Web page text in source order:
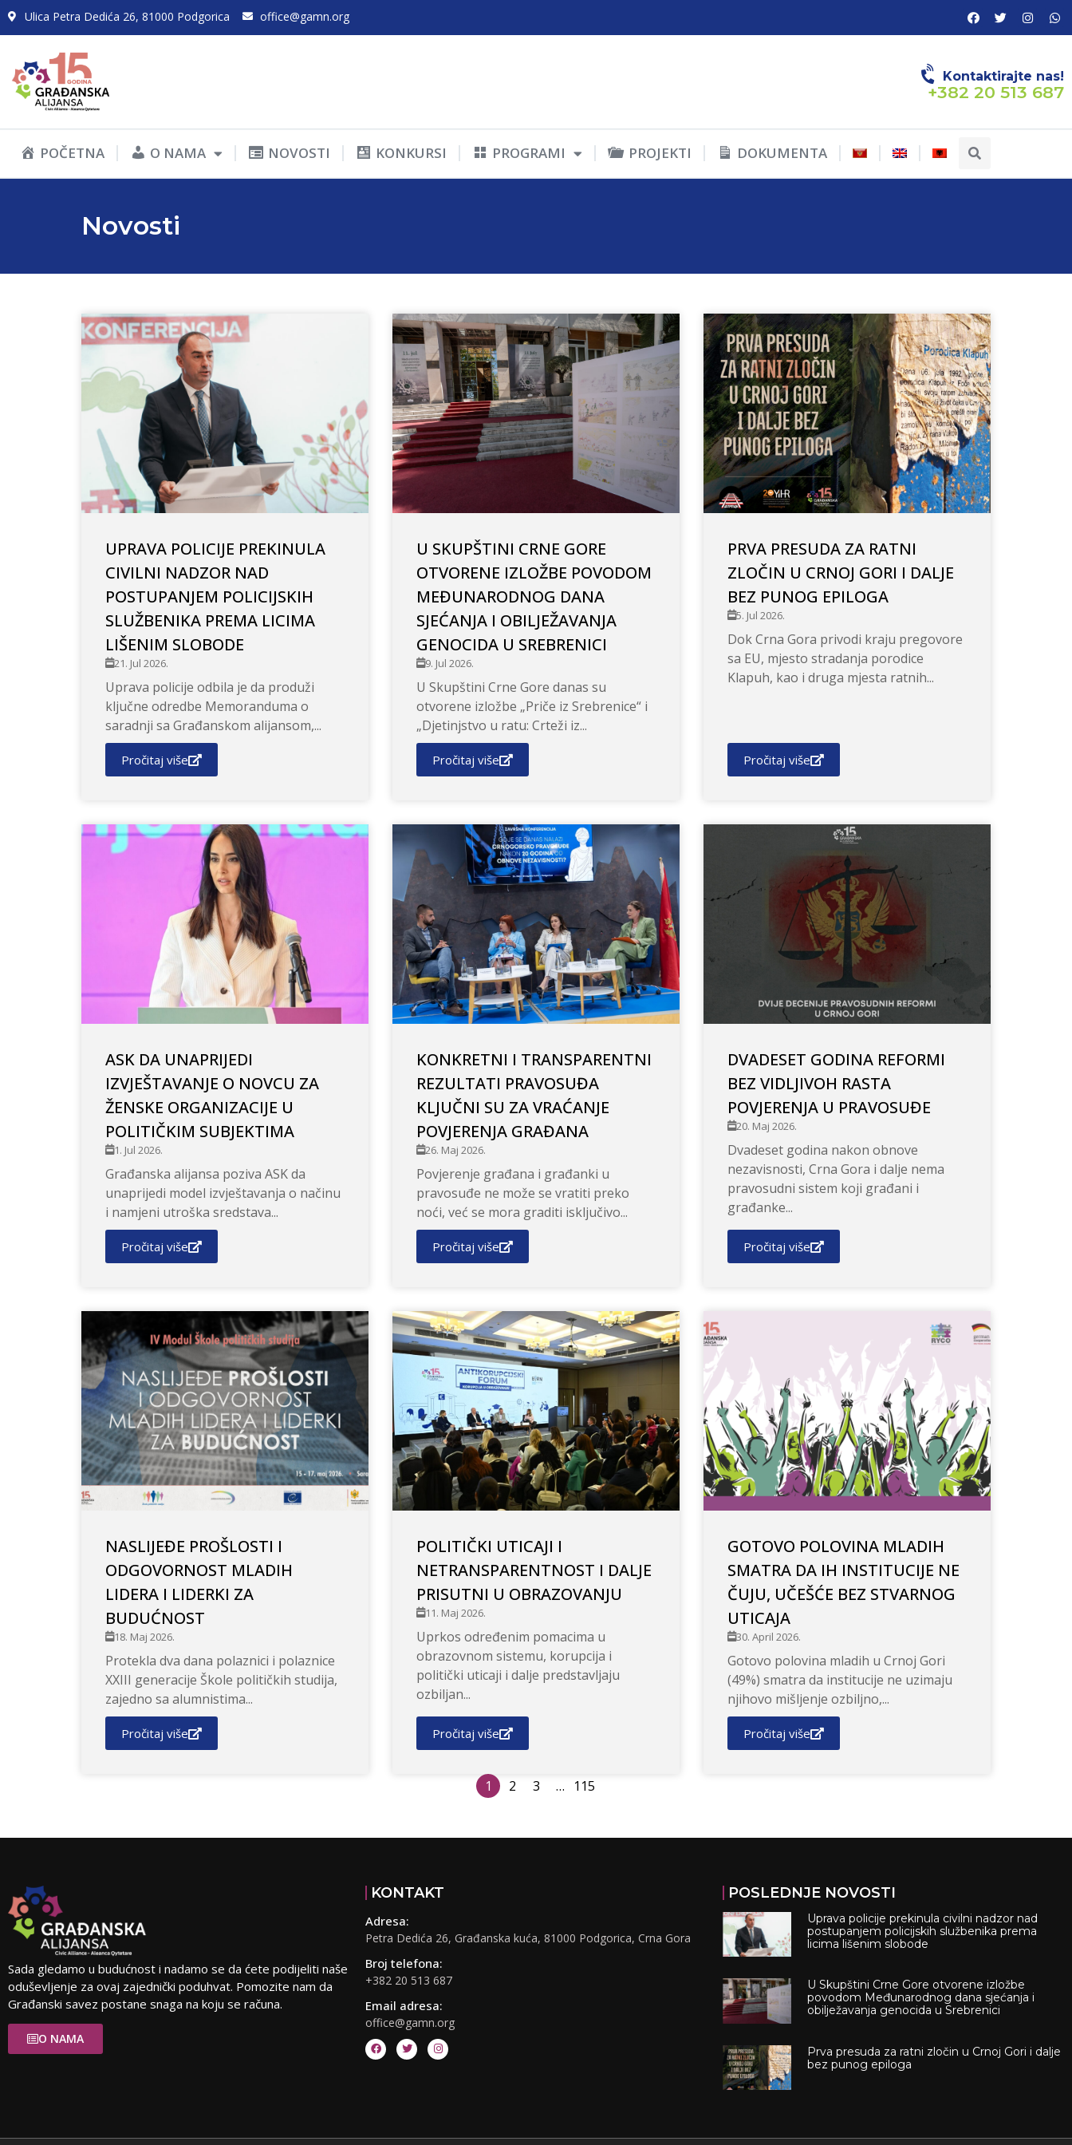
Ulica Petra Dedića 26, 81000 Podgorica office@gamn.org
Kontaktirajte nas!
+382 20 513 687
POČETNA O NAMA NOVOSTI KONKURSI PROGRAMI PROJEKTI DOKUMENTA
Novosti
UPRAVA POLICIJE PREKINULA
CIVILNI NADZOR NAD
POSTUPANJEM POLICIJSKIH
SLUŽBENIKA PREMA LICIMA
LIŠENIM SLOBODE
21. Jul 2026.
Uprava policije odbila je da produži
ključne odredbe Memoranduma o
saradnji sa Građanskom alijansom,...
Pročitaj više
U SKUPŠTINI CRNE GORE
OTVORENE IZLOŽBE POVODOM
MEĐUNARODNOG DANA
SJEĆANJA I OBILJEŽAVANJA
GENOCIDA U SREBRENICI
9. Jul 2026.
U Skupštini Crne Gore danas su
otvorene izložbe „Priče iz Srebrenice“ i
„Djetinjstvo u ratu: Crteži iz...
Pročitaj više
PRVA PRESUDA ZA RATNI
ZLOČIN U CRNOJ GORI I DALJE
BEZ PUNOG EPILOGA
5. Jul 2026.
Dok Crna Gora privodi kraju pregovore
sa EU, mjesto stradanja porodice
Klapuh, kao i druga mjesta ratnih...
Pročitaj više
ASK DA UNAPRIJEDI
IZVJEŠTAVANJE O NOVCU ZA
ŽENSKE ORGANIZACIJE U
POLITIČKIM SUBJEKTIMA
1. Jul 2026.
Građanska alijansa poziva ASK da
unaprijedi model izvještavanja o načinu
i namjeni utroška sredstava...
Pročitaj više
KONKRETNI I TRANSPARENTNI
REZULTATI PRAVOSUĐA
KLJUČNI SU ZA VRAĆANJE
POVJERENJA GRAĐANA
26. Maj 2026.
Povjerenje građana i građanki u
pravosuđe ne može se vratiti preko
noći, već se mora graditi isključivo...
Pročitaj više
DVADESET GODINA REFORMI
BEZ VIDLJIVOH RASTA
POVJERENJA U PRAVOSUĐE
20. Maj 2026.
Dvadeset godina nakon obnove
nezavisnosti, Crna Gora i dalje nema
pravosudni sistem koji građani i
građanke...
Pročitaj više
NASLIJEĐE PROŠLOSTI I
ODGOVORNOST MLADIH
LIDERA I LIDERKI ZA
BUDUĆNOST
18. Maj 2026.
Protekla dva dana polaznici i polaznice
XXIII generacije Škole političkih studija,
zajedno sa alumnistima...
Pročitaj više
POLITIČKI UTICAJI I
NETRANSPARENTNOST I DALJE
PRISUTNI U OBRAZOVANJU
11. Maj 2026.
Uprkos određenim pomacima u
obrazovnom sistemu, korupcija i
politički uticaji i dalje predstavljaju
ozbiljan...
Pročitaj više
GOTOVO POLOVINA MLADIH
SMATRA DA IH INSTITUCIJE NE
ČUJU, UČEŠĆE BEZ STVARNOG
UTICAJA
30. April 2026.
Gotovo polovina mladih u Crnoj Gori
(49%) smatra da institucije ne uzimaju
njihovo mišljenje ozbiljno,...
Pročitaj više
1 2 3 … 115
Sada gledamo u budućnost i nadamo se da ćete podijeliti naše
oduševljenje za ovaj zajednički poduhvat. Pomozite nam da
Građanski savez postane snaga na koju se računa.
O NAMA
KONTAKT
Adresa:
Petra Dedića 26, Građanska kuća, 81000 Podgorica, Crna Gora
Broj telefona:
+382 20 513 687
Email adresa:
office@gamn.org
POSLEDNJE NOVOSTI
Uprava policije prekinula civilni nadzor nad
postupanjem policijskih službenika prema
licima lišenim slobode
U Skupštini Crne Gore otvorene izložbe
povodom Međunarodnog dana sjećanja i
obilježavanja genocida u Srebrenici
Prva presuda za ratni zločin u Crnoj Gori i dalje
bez punog epiloga